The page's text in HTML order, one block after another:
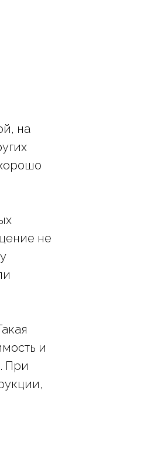
на
не
и
При